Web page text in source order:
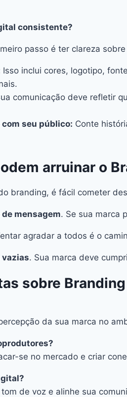
consistente?
passo é ter clareza
Isso inclui cores, logotipo,
comunicação deve refletir
seu público: Conte
arruinar o
branding, é fácil cometer
mensagem. Se sua marca
agradar a todos é o
vazias. Sua marca deve
sobre
da sua marca no
se no mercado e criar
de voz e alinhe sua